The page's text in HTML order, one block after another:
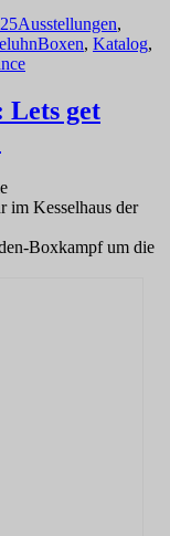
Ausstellungen,
Schlagwörter
Boxen, Katalog,
Lets get
im Kesselhaus der
Boxkampf um die